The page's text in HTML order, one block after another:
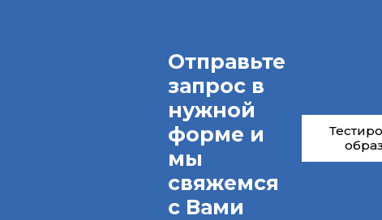
Отправьте
запрос в
нужной
форме и
мы
свяжемся
с Вами